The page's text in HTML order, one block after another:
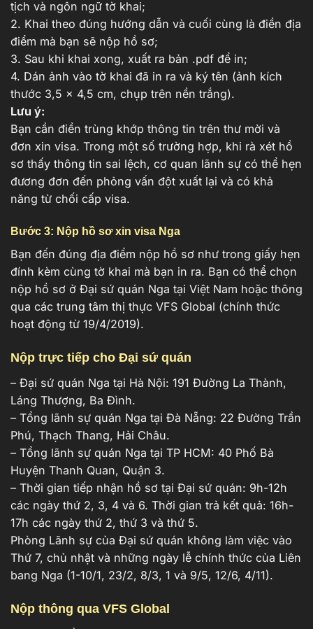
tịch và ngôn ngữ tờ khai;
2. Khai theo đúng hướng dẫn và cuối cùng là điền địa
điểm mà bạn sẽ nộp hồ sơ;
3. Sau khi khai xong, xuất ra bản .pdf để in;
4. Dán ảnh vào tờ khai đã in ra và ký tên (ảnh kích
thước 3,5 x 4,5 cm, chụp trên nền trắng).
Lưu ý:
Bạn cần điền trùng khớp thông tin trên thư mời và
đơn xin visa. Trong một số trường hợp, khi rà xét hồ
sơ thấy thông tin sai lệch, cơ quan lãnh sự có thể hẹn
đương đơn đến phỏng vấn đột xuất lại và có khả
năng từ chối cấp visa.
Bước 3: Nộp hồ sơ xin visa Nga
Bạn đến đúng địa điểm nộp hồ sơ như trong giấy hẹn
đính kèm cùng tờ khai mà bạn in ra. Bạn có thể chọn
nộp hồ sơ ở Đại sứ quán Nga tại Việt Nam hoặc thông
qua các trung tâm thị thực VFS Global (chính thức
hoạt động từ 19/4/2019).
Nộp trực tiếp cho Đại sứ quán
– Đại sứ quán Nga tại Hà Nội: 191 Đường La Thành,
Láng Thượng, Ba Đình.
– Tổng lãnh sự quán Nga tại Đà Nẵng: 22 Đường Trần
Phú, Thạch Thang, Hải Châu.
– Tổng lãnh sự quán Nga tại TP HCM: 40 Phố Bà
Huyện Thanh Quan, Quận 3.
– Thời gian tiếp nhận hồ sơ tại Đại sứ quán: 9h-12h
các ngày thứ 2, 3, 4 và 6. Thời gian trả kết quả: 16h-
17h các ngày thứ 2, thứ 3 và thứ 5.
Phòng Lãnh sự của Đại sứ quán không làm việc vào
Thứ 7, chủ nhật và những ngày lễ chính thức của Liên
bang Nga (1-10/1, 23/2, 8/3, 1 và 9/5, 12/6, 4/11).
Nộp thông qua VFS Global